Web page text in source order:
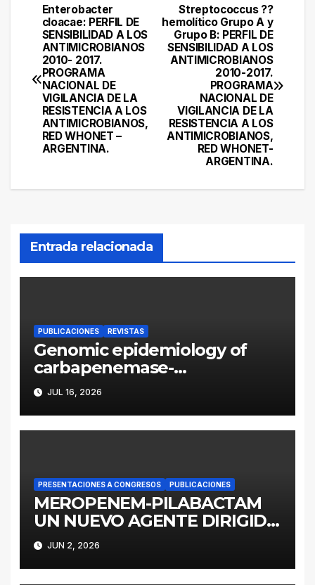
Navegación
de
entradas
Streptococcus ??
hemolítico Grupo A y
Grupo B: PERFIL DE
SENSIBILIDAD A LOS
ANTIMICROBIANOS
2010-2017.
PROGRAMA
NACIONAL DE
VIGILANCIA DE LA
RESISTENCIA A LOS
ANTIMICROBIANOS,
RED WHONET-
ARGENTINA.
Enterobacter
cloacae: PERFIL DE
SENSIBILIDAD A LOS
ANTIMICROBIANOS
2010- 2017.
PROGRAMA
NACIONAL DE
VIGILANCIA DE LA
RESISTENCIA A LOS
ANTIMICROBIANOS,
RED WHONET –
ARGENTINA.
Entrada relacionada
PUBLICACIONES REVISTAS
Genomic epidemiology of
carbapenemase-
producing Enterobacter
cloacae complex in
Argentina: a retrospective
JUL 16, 2026
PRESENTACIONES A CONGRESOS PUBLICACIONES
MEROPENEM-PILABACTAM
UN NUEVO AGENTE DIRIGIDO
A ENTEROBACTERALES
PRODUCTORES DE
SERINOCARBAPENEMASAS
JUN 2, 2026